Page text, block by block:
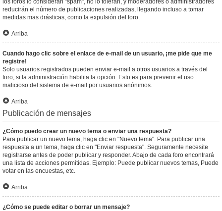
los foros lo consideran "spam", no lo toleran, y moderadores o administradores
reducirán el número de publicaciones realizadas, llegando incluso a tomar
medidas mas drásticas, como la expulsión del foro.
Arriba
Cuando hago clic sobre el enlace de e-mail de un usuario, ¡me pide que me
registre!
Solo usuarios registrados pueden enviar e-mail a otros usuarios a través del
foro, si la administración habilita la opción. Esto es para prevenir el uso
malicioso del sistema de e-mail por usuarios anónimos.
Arriba
Publicación de mensajes
¿Cómo puedo crear un nuevo tema o enviar una respuesta?
Para publicar un nuevo tema, haga clic en "Nuevo tema". Para publicar una
respuesta a un tema, haga clic en "Enviar respuesta". Seguramente necesite
registrarse antes de poder publicar y responder. Abajo de cada foro encontrará
una lista de acciones permitidas. Ejemplo: Puede publicar nuevos temas, Puede
votar en las encuestas, etc.
Arriba
¿Cómo se puede editar o borrar un mensaje?